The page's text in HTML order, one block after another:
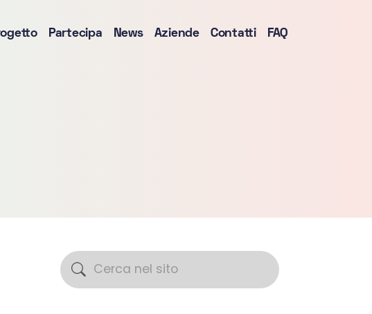
Partecipa News Aziende Contatti FAQ